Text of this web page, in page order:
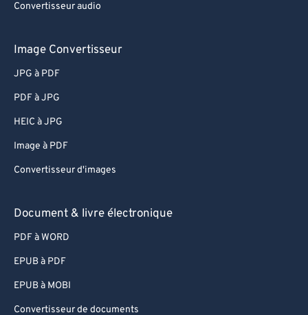
Convertisseur audio
Image Convertisseur
JPG à PDF
PDF à JPG
HEIC à JPG
Image à PDF
Convertisseur d'images
Document & livre électronique
PDF à WORD
EPUB à PDF
EPUB à MOBI
Convertisseur de documents